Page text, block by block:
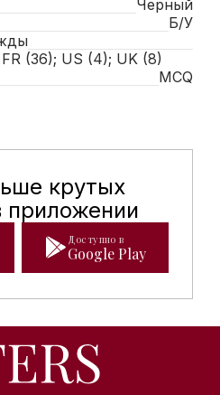
Черный
Б/У
(36); US (4); UK (8)
MCQ
крутых
приложении
Мобильное приложение
Доступно в
Google Play